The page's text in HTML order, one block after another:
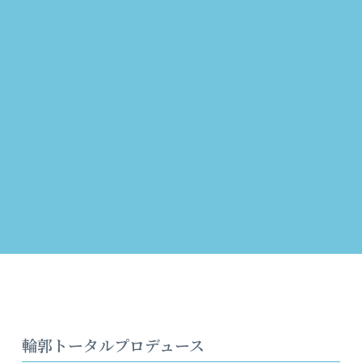
輪郭トータルプロデュース